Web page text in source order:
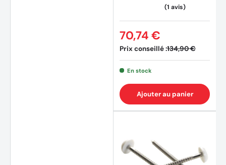
Prix conseillé :134,90 €
70,74 €
En stock
Ajouter au panier